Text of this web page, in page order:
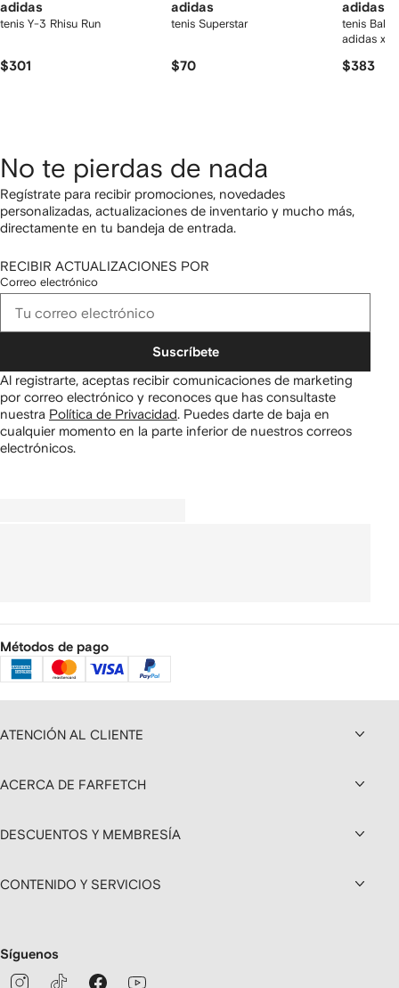
adidas
tenis Y-3 Rhisu Run
$301
adidas
tenis Superstar
$70
adidas
tenis
adidas x
$383
No te pierdas de nada
Regístrate para recibir promociones, novedades
personalizadas, actualizaciones de inventario y mucho más,
directamente en tu bandeja de entrada.
RECIBIR ACTUALIZACIONES POR
Correo electrónico
Suscríbete
Al registrarte, aceptas recibir comunicaciones de marketing
por correo electrónico y reconoces que has consultaste
nuestra Política de Privacidad. Puedes darte de baja en
cualquier momento en la parte inferior de nuestros correos
electrónicos.
Métodos de pago
ATENCIÓN AL CLIENTE
ACERCA DE FARFETCH
DESCUENTOS Y MEMBRESÍA
CONTENIDO Y SERVICIOS
Síguenos